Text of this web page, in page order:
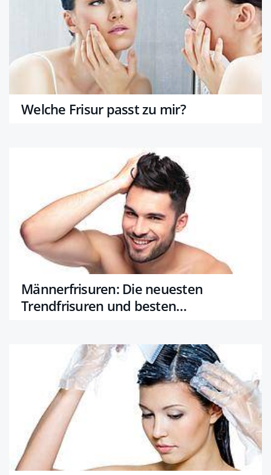
Welche Frisur passt zu mir?
Männerfrisuren: Die neuesten
Trendfrisuren und besten